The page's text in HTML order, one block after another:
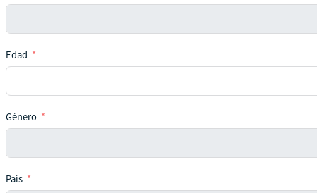
Edad
Género
País